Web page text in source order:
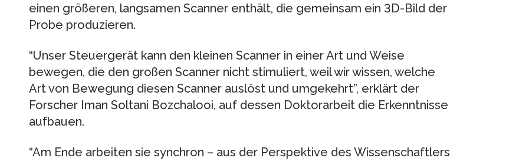
einen größeren, langsamen Scanner enthält, die gemeinsam ein 3D-Bild der
Probe produzieren.
“Unser Steuergerät kann den kleinen Scanner in einer Art und Weise
bewegen, die den großen Scanner nicht stimuliert, weil wir wissen, welche
Art von Bewegung diesen Scanner auslöst und umgekehrt”, erklärt der
Forscher Iman Soltani Bozchalooi, auf dessen Doktorarbeit die Erkenntnisse
aufbauen.
“Am Ende arbeiten sie synchron – aus der Perspektive des Wissenschaftlers